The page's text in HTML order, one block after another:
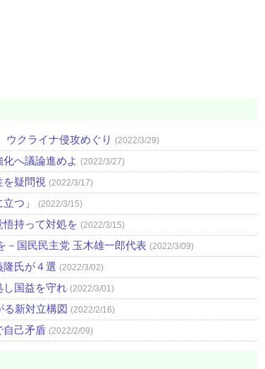
ウクライナ侵攻めぐり (2022/3/29)
へ議論進めよ (2022/3/27)
疑問視 (2022/3/17)
つ」 (2022/3/15)
持って対処を (2022/3/15)
－国民民主党 玉木雄一郎代表 (2022/3/09)
氏が４選 (2022/3/02)
国益を守れ (2022/3/01)
る新対立構図 (2022/2/16)
自己矛盾 (2022/2/09)